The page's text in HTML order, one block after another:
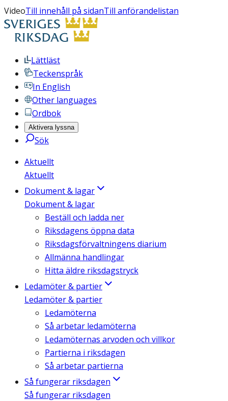
VideoTill innehåll på sidanTill anförandelistan
Lättläst
Teckenspråk
In English
Other languages
Ordbok
Aktivera lyssna
Sök
Aktuellt
Aktuellt
Dokument & lagar
Dokument & lagar
Beställ och ladda ner
Riksdagens öppna data
Riksdagsförvaltningens diarium
Allmänna handlingar
Hitta äldre riksdagstryck
Ledamöter & partier
Ledamöter & partier
Ledamöterna
Så arbetar ledamöterna
Ledamöternas arvoden och villkor
Partierna i riksdagen
Så arbetar partierna
Så fungerar riksdagen
Så fungerar riksdagen